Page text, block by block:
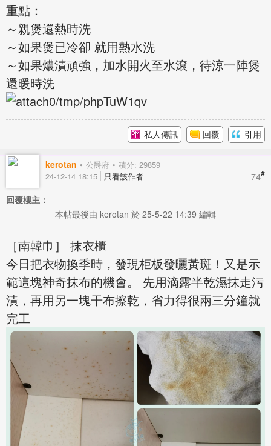
重點：
～親煲還熱時洗
～如果煲已冷卻 就用熱水洗
～如果燶漬頑強，加水開火至水滾，待涼一陣煲
還暖時洗
私人傳訊 回覆 引用
kerotan 公爵府 積分: 29859
74#
24-12-14 18:15 只看該作者
回覆樓主：
本帖最後由 kerotan 於 25-5-22 14:39 編輯
［南韓巾］ 抹衣櫃
今日把衣物換季時，發現柜板發曬黃斑！又是示
範這塊神奇抹布的機會。 先用滴露半乾濕抹走污
漬，再用另一塊干布擦乾，省力得很兩三分鐘就
完工